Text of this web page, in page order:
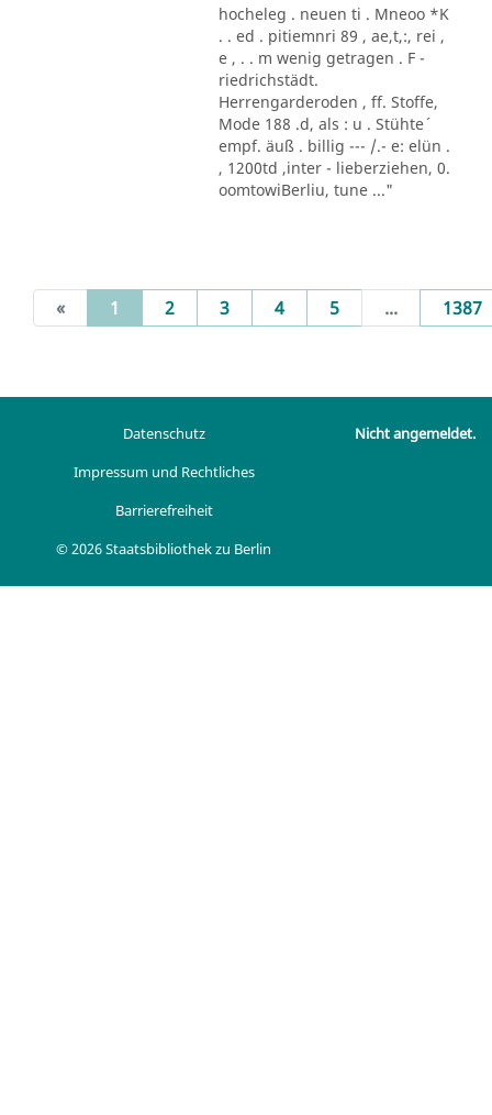
hocheleg . neuen ti . Mneoo *K
. . ed . pitiemnri 89 , ae,t,:, rei ,
e , . . m wenig getragen . F -
riedrichstädt.
Herrengarderoden , ff. Stoffe,
Mode 188 .d, als : u . Stühte´
empf. äuß . billig --- /.- e: elün .
, 1200td ,inter - lieberziehen, 0.
oomtowiBerliu, tune ..."
« 1 (current)
2 3 4 5 ... 1387
Datenschutz
Impressum und Rechtliches
Barrierefreiheit
© 2026 Staatsbibliothek zu Berlin
Nicht angemeldet.